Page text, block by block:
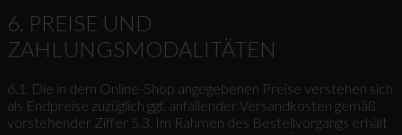
6. PREISE UND
ZAHLUNGSMODALITÄTEN
6.1. Die in dem Online-Shop angegebenen Preise verstehen sich
als Endpreise zuzüglich ggf. anfallender Versandkosten gemäß
vorstehender Ziffer 5.3. Im Rahmen des Bestellvorgangs erhält